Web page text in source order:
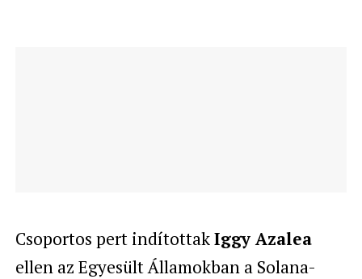
Csoportos pert indítottakIggy Azalea
ellen az Egyesült Államokban a Solana-